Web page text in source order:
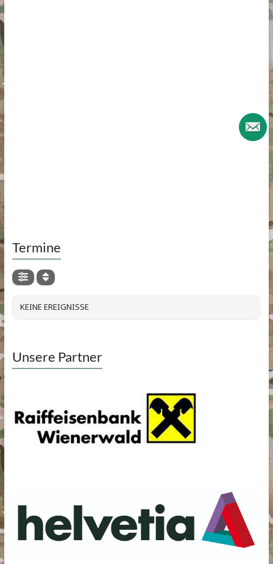
Termine
KEINE EREIGNISSE
Unsere Partner